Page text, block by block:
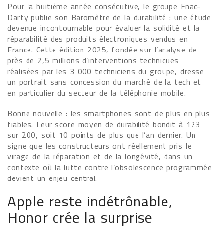
Pour la huitième année consécutive, le groupe Fnac-
Darty publie son Baromètre de la durabilité : une étude
devenue incontournable pour évaluer la solidité et la
réparabilité des produits électroniques vendus en
France. Cette édition 2025, fondée sur l’analyse de
près de 2,5 millions d’interventions techniques
réalisées par les 3 000 techniciens du groupe, dresse
un portrait sans concession du marché de la tech et
en particulier du secteur de la téléphonie mobile.
Bonne nouvelle : les smartphones sont de plus en plus
fiables. Leur score moyen de durabilité bondit à 123
sur 200, soit 10 points de plus que l’an dernier. Un
signe que les constructeurs ont réellement pris le
virage de la réparation et de la longévité, dans un
contexte où la lutte contre l’obsolescence programmée
devient un enjeu central.
Apple reste indétrônable,
Honor crée la surprise